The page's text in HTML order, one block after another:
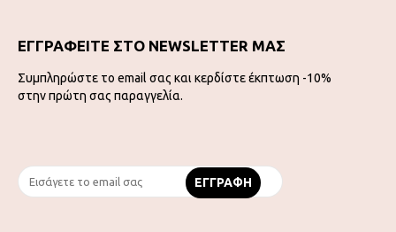
ΕΓΓΡΑΦΕΙΤΕ ΣΤΟ NEWSLETTER ΜΑΣ
Συμπληρώστε το email σας και κερδίστε έκπτωση -10%
στην πρώτη σας παραγγελία.